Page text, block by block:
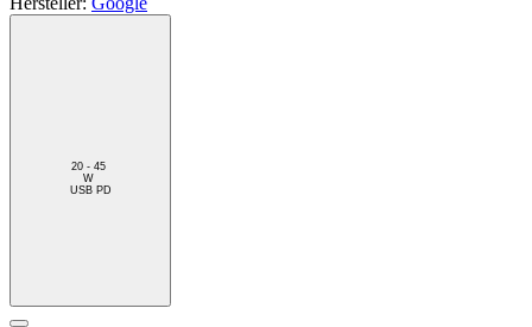
20 - 45
W
USB PD